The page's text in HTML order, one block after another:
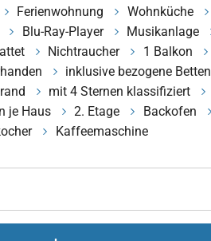
Ferienwohnung Wohnküche
Blu-Ray-Player Musikanlage
Nichtraucher 1 Balkon
inklusive bezogene Betten
mit 4 Sternen klassifiziert
je Haus
2. Etage Backofen
Kaffeemaschine